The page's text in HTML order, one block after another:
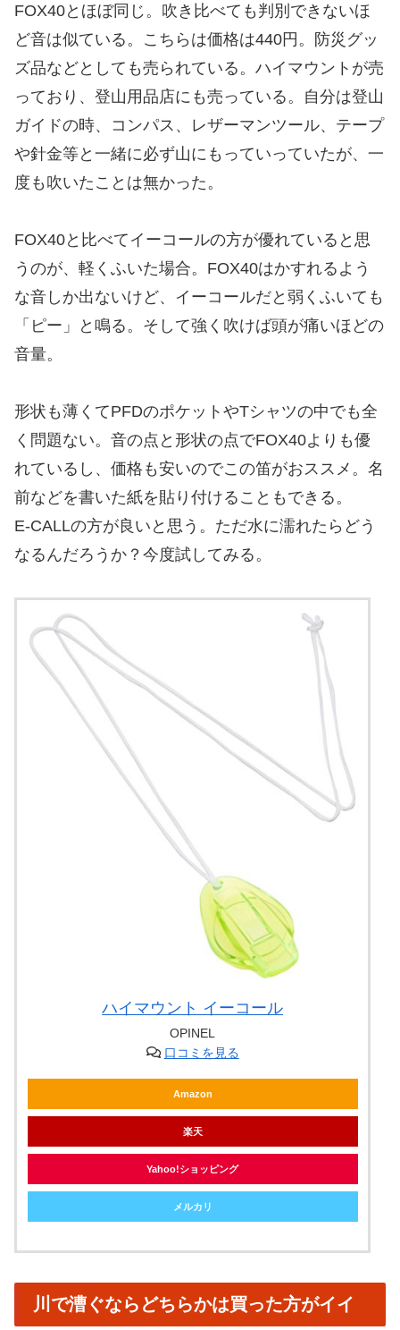
FOX40とほぼ同じ。吹き比べても判別できないほ
ど音は似ている。こちらは価格は440円。防災グッ
ズ品などとしても売られている。ハイマウントが売
っており、登山用品店にも売っている。自分は登山
ガイドの時、コンパス、レザーマンツール、テープ
や針金等と一緒に必ず山にもっていっていたが、一
度も吹いたことは無かった。
FOX40と比べてイーコールの方が優れていると思
うのが、軽くふいた場合。FOX40はかすれるよう
な音しか出ないけど、イーコールだと弱くふいても
「ピー」と鳴る。そして強く吹けば頭が痛いほどの
音量。
形状も薄くてPFDのポケットやTシャツの中でも全
く問題ない。音の点と形状の点でFOX40よりも優
れているし、価格も安いのでこの笛がおススメ。名
前などを書いた紙を貼り付けることもできる。
E-CALLの方が良いと思う。ただ水に濡れたらどう
なるんだろうか？今度試してみる。
ハイマウント イーコール
OPINEL
口コミを見る
Amazon
楽天
Yahoo!ショッピング
メルカリ
川で漕ぐならどちらかは買った方がイイ